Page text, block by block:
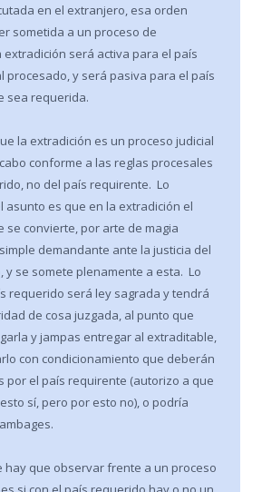
en el extranjero, esa orden
sometida a un proceso de
extradición será activa para el país
procesado, y será pasiva para el país
sea requerida.
la extradición es un proceso judicial
conforme a las reglas procesales
no del país requirente. Lo
asunto es que en la extradición el
se convierte, por arte de magia
demandante ante la justicia del
y se somete plenamente a esta. Lo
requerido será ley sagrada y tendrá
de cosa juzgada, al punto que
y jampas entregar al extraditable,
con condicionamiento que deberán
por el país requirente (autorizo a que
sí, pero por esto no), o podría
hay que observar frente a un proceso